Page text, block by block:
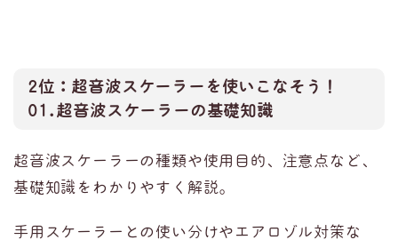
2位： 超音波スケーラーを使いこなそう！
01.超音波スケーラーの基礎知識
超音波スケーラーの種類や使用目的、注意点など、
基礎知識をわかりやすく解説。
手用スケーラーとの使い分けやエアロゾル対策な